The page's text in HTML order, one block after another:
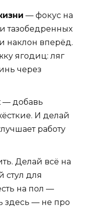
— фокус на
тазобедренных
наклон вперёд.
ягодиц: ляг
через
— добавь
И делай
работу
Делай всё на
стул для
на пол —
здесь — не про